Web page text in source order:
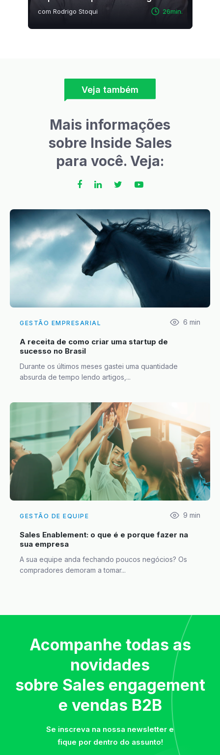
com Rodrigo Stoqui 26min.
Veja também
Mais informações
sobre Inside Sales
para você. Veja:
GESTÃO EMPRESARIAL 6 min
A receita de como criar uma startup de
sucesso no Brasil
Durante os últimos meses gastei uma quantidade
absurda de tempo lendo artigos,...
GESTÃO DE EQUIPE 9 min
Sales Enablement: o que é e porque fazer na
sua empresa
A sua equipe anda fechando poucos negócios? Os
compradores demoram a tomar...
Acompanhe todas as
novidades
sobre Sales engagement
e vendas B2B
Se inscreva na nossa newsletter e
fique por dentro do assunto!